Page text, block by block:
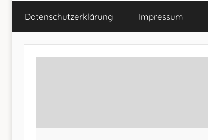
–
Stricken
Datenschutz­erklärung Impressum